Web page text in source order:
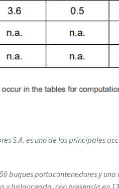
S.A. es uno de los principales
buques portacontenedores y